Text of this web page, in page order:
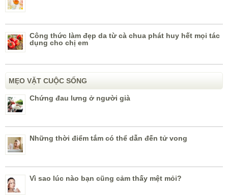
Công thức làm đẹp da từ cà chua phát huy hết mọi tác
dụng cho chị em
MẸO VẶT CUỘC SỐNG
Chứng đau lưng ở người già
Những thời điểm tắm có thể dẫn đến tử vong
Vì sao lúc nào bạn cũng cảm thấy mệt mỏi?